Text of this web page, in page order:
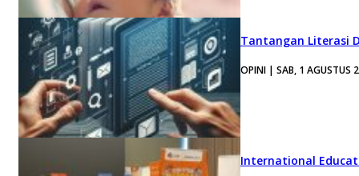
Tantangan Literasi
OPINI | SAB, 1 AGUSTUS
International